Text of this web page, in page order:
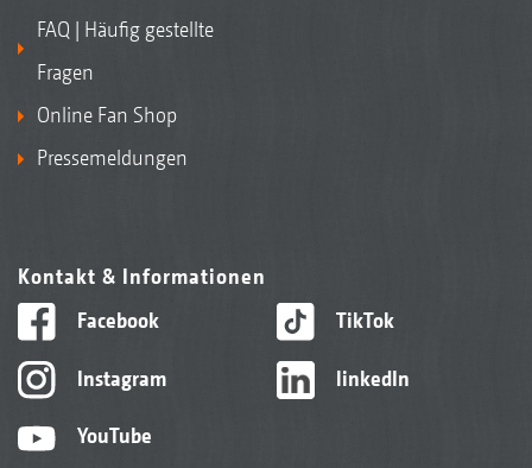
FAQ | Häufig gestellte
Fragen
Online Fan Shop
Pressemeldungen
Kontakt & Informationen
Facebook
Instagram
YouTube
TikTok
linkedIn